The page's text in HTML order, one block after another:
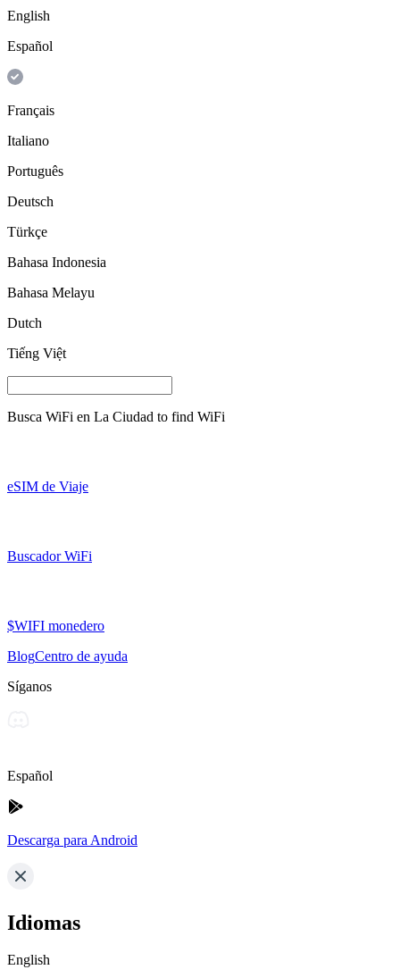
English
Español
Français
Italiano
Português
Deutsch
Türkçe
Bahasa Indonesia
Bahasa Melayu
Dutch
Tiếng Việt
Busca WiFi en La Ciudad to find WiFi
eSIM de Viaje
Buscador WiFi
$WIFI monedero
BlogCentro de ayuda
Síganos
Español
Descarga para Android
Idiomas
English